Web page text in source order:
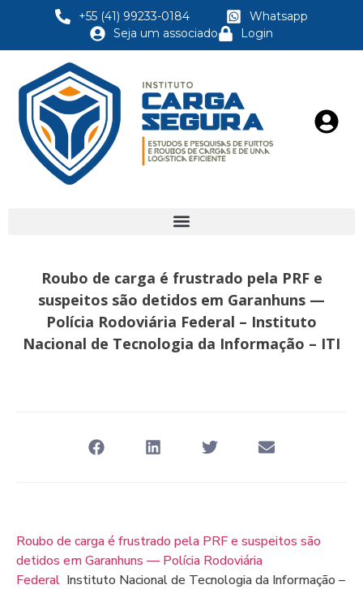
+55 (41) 99233-0184
Whatsapp
Seja um associado
Login
Roubo de carga é frustrado pela PRF e
suspeitos são detidos em Garanhuns —
Polícia Rodoviária Federal – Instituto
Nacional de Tecnologia da Informação – ITI
Roubo de carga é frustrado pela PRF e suspeitos são
detidos em Garanhuns — Polícia Rodoviária
Federal Instituto Nacional de Tecnologia da Informação –